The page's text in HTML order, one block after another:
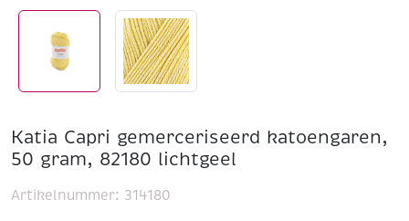
Katia Capri gemerceriseerd katoengaren,
50 gram, 82180 lichtgeel
Artikelnummer: 314180